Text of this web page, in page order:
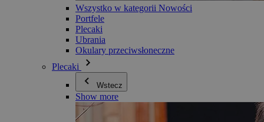
Wszystko w kategorii Nowości
Portfele
Plecaki
Ubrania
Okulary przeciwsłoneczne
Plecaki
Wstecz
Show more